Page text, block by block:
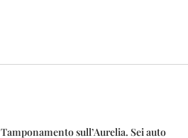
Tamponamento sull’Aurelia. Sei auto